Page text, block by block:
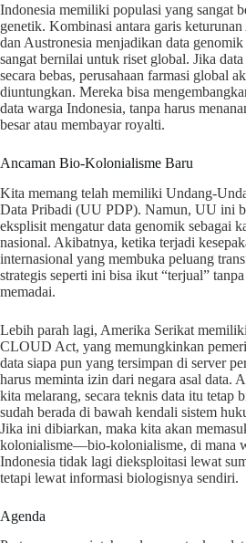
Indonesia memiliki populasi yang sangat
genetik. Kombinasi antara garis
dan Austronesia menjadikan data
sangat bernilai untuk riset global. Jika
secara bebas, perusahaan farmasi global
diuntungkan. Mereka bisa
data warga Indonesia, tanpa harus
besar atau membayar royalti.
Ancaman Bio-Kolonialisme Baru
Kita memang telah memiliki Undang-
Data Pribadi (UU PDP). Namun, UU ini
eksplisit mengatur data genomik sebagai
nasional. Akibatnya, ketika terjadi
internasional yang membuka peluang
strategis seperti ini bisa ikut “terjual”
memadai.
Lebih parah lagi, Amerika Serikat
CLOUD Act, yang memungkinkan
data siapa pun yang tersimpan di server
harus meminta izin dari negara asal data.
kita melarang, secara teknis data itu tetap
sudah berada di bawah kendali sistem
Jika ini dibiarkan, maka kita akan
kolonialisme—bio-kolonialisme, di mana
Indonesia tidak lagi dieksploitasi lewat
tetapi lewat informasi biologisnya sendiri.
Agenda